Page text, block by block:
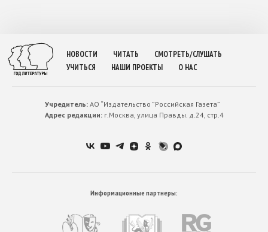
НОВОСТИ ЧИТАТЬ
СМОТРЕТЬ/СЛУШАТЬ
УЧИТЬСЯ
НАШИ ПРОЕКТЫ О НАС
Учредитель:АО “Издательство ”Российская Газета”
Адрес редакции:г.Москва, улица Правды. д.24, стр.4
Информационные партнеры: